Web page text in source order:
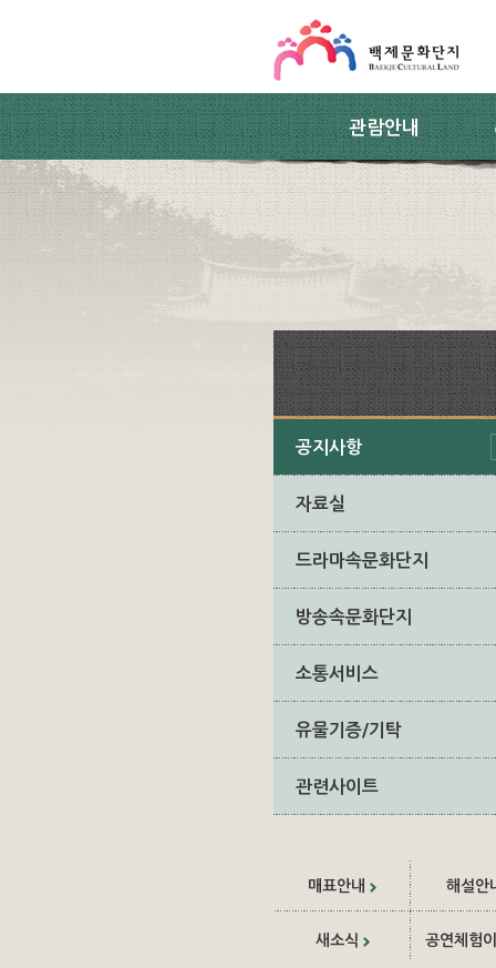
관람안내
공지사항
자료실
드라마속문화단지
방송속문화단지
소통서비스
유물기증/기탁
관련사이트
매표안내 해설안
새소식 공연체험